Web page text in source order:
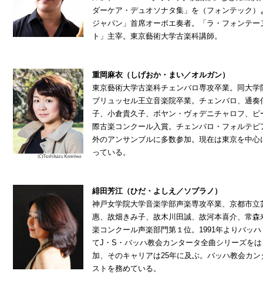
ダーケア・デュオソナタ集」を（フォンテック
ジャパン」首席オーボエ奏者。「ラ・フォンテ
ト」主宰。東京藝術大学古楽科講師。
重岡麻衣（しげおか・まい／オルガン）
東京藝術大学古楽科チェンバロ専攻卒業。同大
ブリュッセル王立音楽院卒業。チェンバロ、通
子、小倉貴久子、ボヤン・ヴォデニチャロフ、
際古楽コンクール入賞。チェンバロ・フォルテ
外のアンサンブルに多数参加。現在は東京を中
っている。
緋田芳江（ひだ・よしえ／ソプラノ）
神戸女学院大学音楽学部声楽専攻卒業、京都市
惠、故畑きみ子、故木川田誠、故河本喜介、常
楽コンクール声楽部門第１位。1991年よりバッ
てJ・S・バッハ教会カンタータ全曲シリーズを
加、そのキャリアは25年に及ぶ。バッハ教会カ
ストを務めている。